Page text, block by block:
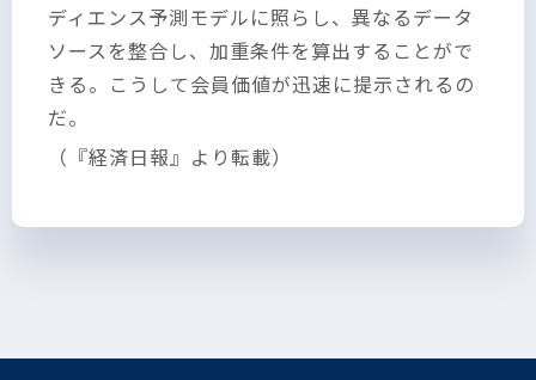
ディエンス予測モデルに照らし、異なるデータ
ソースを整合し、加重条件を算出することがで
きる。こうして会員価値が迅速に提示されるの
だ。
（『経済日報』より転載）